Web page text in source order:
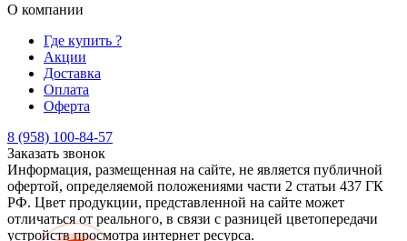
О компании
Где купить ?
Акции
Доставка
Оплата
Оферта
8 (958) 100-84-57
Заказать звонок
Информация, размещенная на сайте, не является публичной
офертой, определяемой положениями части 2 статьи 437 ГК
РФ. Цвет продукции, представленной на сайте может
отличаться от реального, в связи с разницей цветопередачи
устройств просмотра интернет ресурса.